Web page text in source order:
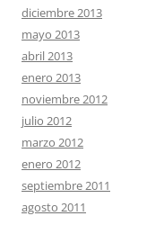
diciembre 2013
mayo 2013
abril 2013
enero 2013
noviembre 2012
julio 2012
marzo 2012
enero 2012
septiembre 2011
agosto 2011